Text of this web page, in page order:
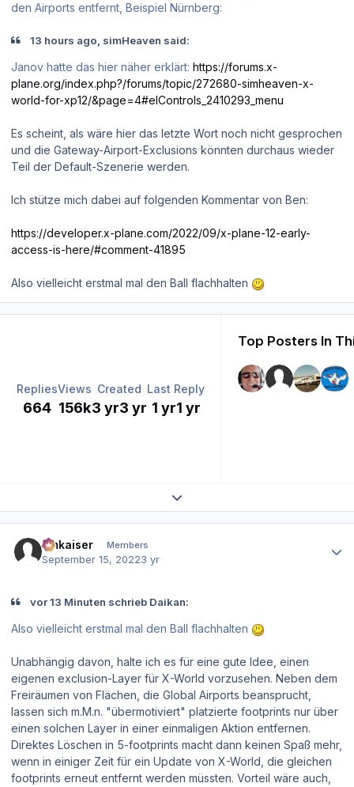
den Airports entfernt, Beispiel Nürnberg:
13 hours ago, simHeaven said:
Janov hatte das hier näher erklärt: https://forums.x-
plane.org/index.php?/forums/topic/272680-simheaven-x-
world-for-xp12/&page=4#elControls_2410293_menu
Es scheint, als wäre hier das letzte Wort noch nicht gesprochen
und die Gateway-Airport-Exclusions könnten durchaus wieder
Teil der Default-Szenerie werden.
Ich stütze mich dabei auf folgenden Kommentar von Ben:
https://developer.x-plane.com/2022/09/x-plane-12-early-
access-is-here/#comment-41895
Also vielleicht erstmal mal den Ball flachhalten
Replies
664
Views
156k
Created
3 yr3 yr
Last Reply
1 yr1 yr
Top Posters In
Expand topic overview
hmkaiser Members
September 15, 20223 yr
vor 13 Minuten schrieb Daikan:
Also vielleicht erstmal mal den Ball flachhalten
Unabhängig davon, halte ich es für eine gute Idee, einen
eigenen exclusion-Layer für X-World vorzusehen. Neben dem
Freiräumen von Flächen, die Global Airports beansprucht,
lassen sich m.M.n. "übermotiviert" platzierte footprints nur über
einen solchen Layer in einer einmaligen Aktion entfernen.
Direktes Löschen in 5-footprints macht dann keinen Spaß mehr,
wenn in einiger Zeit für ein Update von X-World, die gleichen
footprints erneut entfernt werden müssten. Vorteil wäre auch,